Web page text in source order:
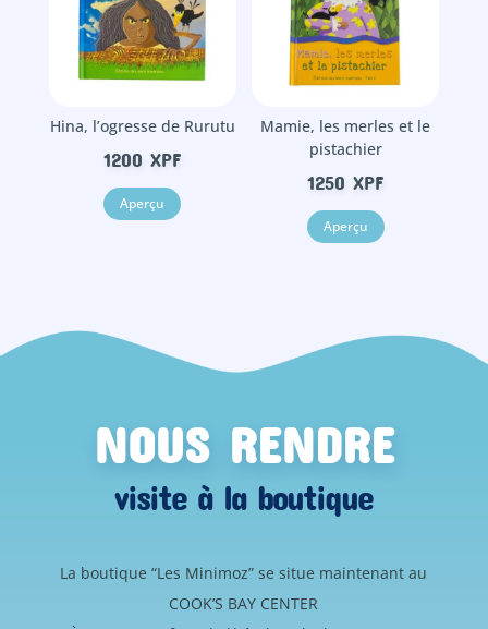
Hina, l’ogresse de Rurutu
1200XPF
Aperçu
Mamie, les merles et le
pistachier
1250XPF
Aperçu
NOUS RENDRE
visite à la boutique
La boutique “Les Minimoz” se situe maintenant au
COOK’S BAY CENTER